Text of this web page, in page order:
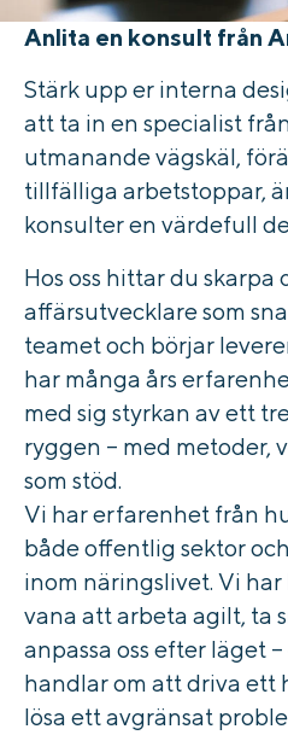
Anlita en konsult från
Stärk upp er interna
att ta in en specialist
utmanande vägskäl,
tillfälliga arbetstoppar,
konsulter en värdefull
Hos oss hittar du skarpa
affärsutvecklare som
teamet och börjar
har många års
med sig styrkan av ett
ryggen – med metoder,
som stöd.
Vi har erfarenhet från
både offentlig sektor
inom näringslivet. Vi
vana att arbeta agilt, ta
anpassa oss efter läget
handlar om att driva
lösa ett avgränsat